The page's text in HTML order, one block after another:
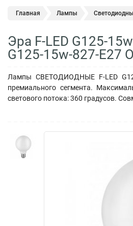
Главная Лампы
Эра F-LED G125-
G125-15w-827-E27
Лампы СВЕТОДИОДНЫЕ F-LED
премиального сегмента.
светового потока: 360 градусов.